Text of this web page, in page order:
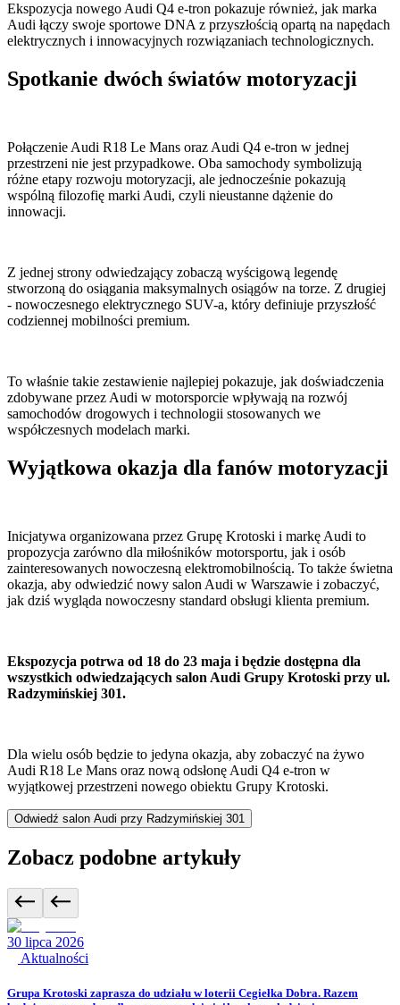
Ekspozycja nowego Audi Q4 e-tron pokazuje również, jak marka
Audi łączy swoje sportowe DNA z przyszłością opartą na napędach
elektrycznych i innowacyjnych rozwiązaniach technologicznych.
Spotkanie dwóch światów motoryzacji
Połączenie Audi R18 Le Mans oraz Audi Q4 e-tron w jednej
przestrzeni nie jest przypadkowe. Oba samochody symbolizują
różne etapy rozwoju motoryzacji, ale jednocześnie pokazują
wspólną filozofię marki Audi, czyli nieustanne dążenie do
innowacji.
Z jednej strony odwiedzający zobaczą wyścigową legendę
stworzoną do osiągania maksymalnych osiągów na torze. Z drugiej
- nowoczesnego elektrycznego SUV-a, który definiuje przyszłość
codziennej mobilności premium.
To właśnie takie zestawienie najlepiej pokazuje, jak doświadczenia
zdobywane przez Audi w motorsporcie wpływają na rozwój
samochodów drogowych i technologii stosowanych we
współczesnych modelach marki.
Wyjątkowa okazja dla fanów motoryzacji
Inicjatywa organizowana przez Grupę Krotoski i markę Audi to
propozycja zarówno dla miłośników motorsportu, jak i osób
zainteresowanych nowoczesną elektromobilnością. To także świetna
okazja, aby odwiedzić nowy salon Audi w Warszawie i zobaczyć,
jak dziś wygląda nowoczesny standard obsługi klienta premium.
Ekspozycja potrwa od 18 do 23 maja i będzie dostępna dla
wszystkich odwiedzających salon Audi Grupy Krotoski przy ul.
Radzymińskiej 301.
Dla wielu osób będzie to jedyna okazja, aby zobaczyć na żywo
Audi R18 Le Mans oraz nową odsłonę Audi Q4 e-tron w
wyjątkowej przestrzeni nowego obiektu Grupy Krotoski.
Odwiedź salon Audi przy Radzymińskiej 301
Zobacz podobne artykuły
30 lipca 2026
Aktualności
Grupa Krotoski zaprasza do udziału w loterii Cegiełka Dobra. Razem